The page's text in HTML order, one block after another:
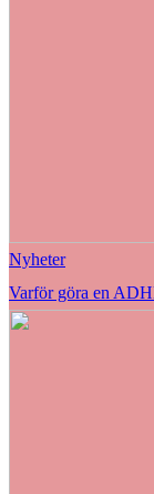
Nyheter
Varför göra en